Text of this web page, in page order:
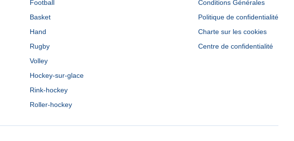
Football
Basket
Hand
Rugby
Volley
Hockey-sur-glace
Rink-hockey
Roller-hockey
Conditions Générales
Politique de confidentialité
Charte sur les cookies
Centre de confidentialité